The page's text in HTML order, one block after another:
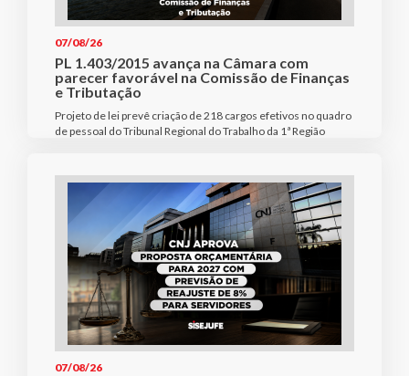
07/08/26
PL 1.403/2015 avança na Câmara com
parecer favorável na Comissão de Finanças
e Tributação
Projeto de lei prevê criação de 218 cargos efetivos no quadro
de pessoal do Tribunal Regional do Trabalho da 1ª Região
07/08/26